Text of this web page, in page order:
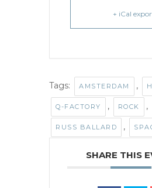
+ iCal
Tags: AMSTERDAM ,
Q-FACTORY , ROCK ,
RUSS BALLARD ,
SHARE THIS